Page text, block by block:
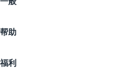
VPN for macOS
iOS VPN
Firefox
VPN下载
定价
帮助
联系我们
福利